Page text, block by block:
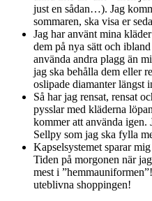
just en sådan…). Jag
sommaren, ska visa er
Jag har använt mina
dem på nya sätt och
använda andra plagg än
jag ska behålla dem eller
oslipade diamanter längst
Så har jag rensat, rensat
pysslar med kläderna
kommer att använda igen.
Sellpy som jag ska fylla
Kapselsystemet sparar
Tiden på morgonen när
mest i
uteblivna shoppingen!